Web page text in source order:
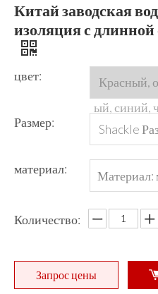
Китай заводская
изоляция с длинной
цвет:
Красный,
ый, синий,
Размер:
Shackle
материал:
Материал:
Количество:
Запрос цены